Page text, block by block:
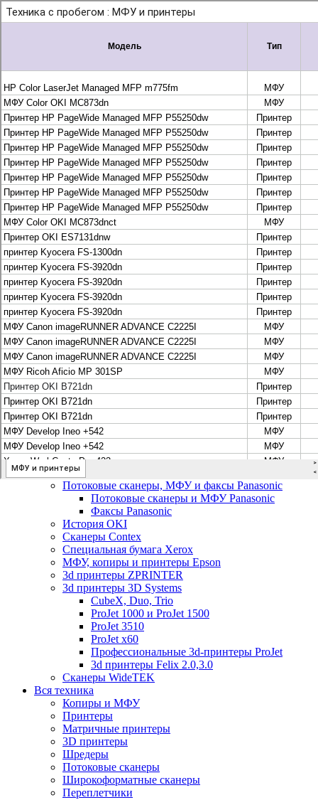
Рассчитать и заказать
Рассчитать и заказать
О компании
История Леком
Производители
Леком
Pantum
UTINET
G&G
ГК “Катюша”
Высокопроизводительные копиры DEVELOP
МФУ, копиры и принтеры KYOCERA
Принтеры и МФУ и факсы Brother
Плоттеры и МФУ Oce
Плоттеры и МФУ Oce
Цифровые системы Oce VarioPrint DP Line
МФУ, сканеры, плоттеры и принтеры Canon
Плоттеры Canon
Принтеры и МФУ Canon
Сканеры Canon
Распродажа картриджей Canon
МФУ, сканеры, плоттеры и принтеры HP
Принтеры и МФУ HP
Плоттеры hp
МФУ, копиры и принтеры OKI
МФУ, копиры и принтеры RICOH
Ремонт и продажа копировальных аппаратов
Infotec
Потоковые сканеры, МФУ и факсы Panasonic
Потоковые сканеры и МФУ Panasonic
Факсы Panasonic
История OKI
Сканеры Contex
Специальная бумага Xerox
МФУ, копиры и принтеры Epson
3d принтеры ZPRINTER
3d принтеры 3D Systems
CubeX, Duo, Trio
ProJet 1000 и ProJet 1500
ProJet 3510
ProJet x60
Профессиональные 3d-принтеры ProJet
3d принтеры Felix 2.0,3.0
Сканеры WideTEK
Вся техника
Копиры и МФУ
Принтеры
Матричные принтеры
3D принтеры
Шредеры
Потоковые сканеры
Широкоформатные сканеры
Переплетчики